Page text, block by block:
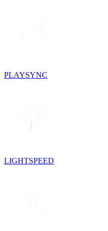
PLAYSYNC
LIGHTSPEED